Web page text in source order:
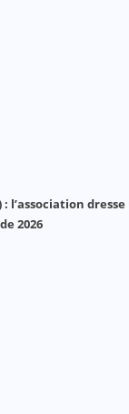
: l’association
2026